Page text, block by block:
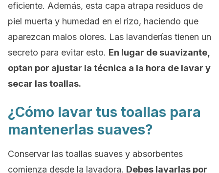
eficiente. Además, esta capa atrapa residuos de
piel muerta y humedad en el rizo, haciendo que
aparezcan malos olores. Las lavanderías tienen un
secreto para evitar esto. En lugar de suavizante,
optan por ajustar la técnica a la hora de lavar y
secar las toallas.
¿Cómo lavar tus toallas para
mantenerlas suaves?
Conservar las toallas suaves y absorbentes
comienza desde la lavadora. Debes lavarlas por